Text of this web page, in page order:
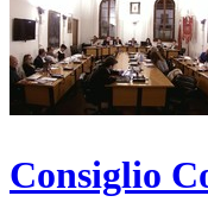
Consiglio